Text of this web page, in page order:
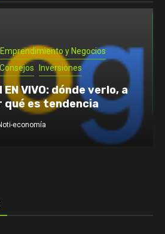
Guía para que un
de vacaciones
economía